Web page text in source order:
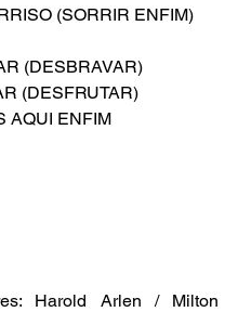
(SORRIR ENFIM)
(DESBRAVAR)
(DESFRUTAR)
AQUI ENFIM
Harold Arlen / Milton